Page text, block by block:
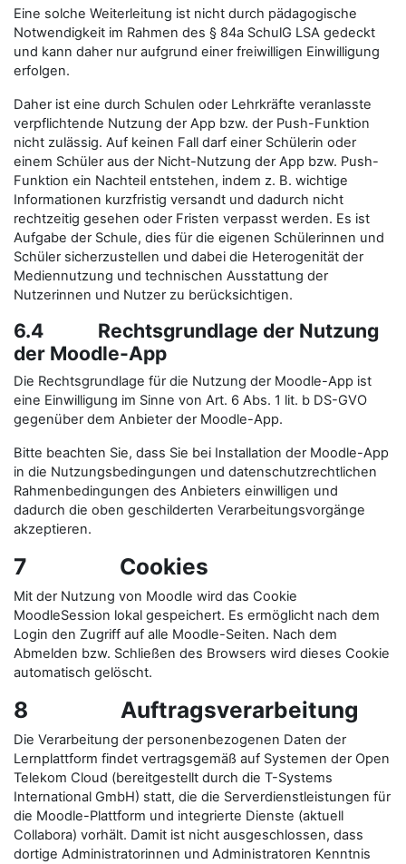
Eine solche Weiterleitung ist nicht durch pädagogische
Notwendigkeit im Rahmen des § 84a SchulG LSA gedeckt
und kann daher nur aufgrund einer freiwilligen Einwilligung
erfolgen.
Daher ist eine durch Schulen oder Lehrkräfte veranlasste
verpflichtende Nutzung der App bzw. der Push-Funktion
nicht zulässig. Auf keinen Fall darf einer Schülerin oder
einem Schüler aus der Nicht-Nutzung der App bzw. Push-
Funktion ein Nachteil entstehen, indem z. B. wichtige
Informationen kurzfristig versandt und dadurch nicht
rechtzeitig gesehen oder Fristen verpasst werden. Es ist
Aufgabe der Schule, dies für die eigenen Schülerinnen und
Schüler sicherzustellen und dabei die Heterogenität der
Mediennutzung und technischen Ausstattung der
Nutzerinnen und Nutzer zu berücksichtigen.
6.4 Rechtsgrundlage der Nutzung
der Moodle-App
Die Rechtsgrundlage für die Nutzung der Moodle-App ist
eine Einwilligung im Sinne von Art. 6 Abs. 1 lit. b DS-GVO
gegenüber dem Anbieter der Moodle-App.
Bitte beachten Sie, dass Sie bei Installation der Moodle-App
in die Nutzungsbedingungen und datenschutzrechtlichen
Rahmenbedingungen des Anbieters einwilligen und
dadurch die oben geschilderten Verarbeitungsvorgänge
akzeptieren.
7 Cookies
Mit der Nutzung von Moodle wird das Cookie
MoodleSession lokal gespeichert. Es ermöglicht nach dem
Login den Zugriff auf alle Moodle-Seiten. Nach dem
Abmelden bzw. Schließen des Browsers wird dieses Cookie
automatisch gelöscht.
8 Auftragsverarbeitung
Die Verarbeitung der personenbezogenen Daten der
Lernplattform findet vertragsgemäß auf Systemen der Open
Telekom Cloud (bereitgestellt durch die T-Systems
International GmbH) statt, die die Serverdienstleistungen für
die Moodle-Plattform und integrierte Dienste (aktuell
Collabora) vorhält. Damit ist nicht ausgeschlossen, dass
dortige Administratorinnen und Administratoren Kenntnis